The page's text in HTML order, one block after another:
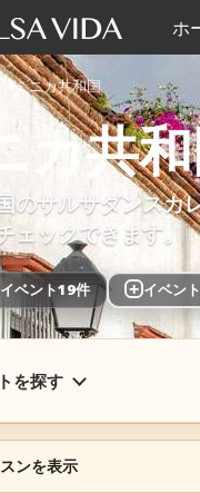
ホ
ドミニカ共和国
カ共
のサルサダンスカ
ェックできます。
ベント19件 + イベン
を探す
ンを表示